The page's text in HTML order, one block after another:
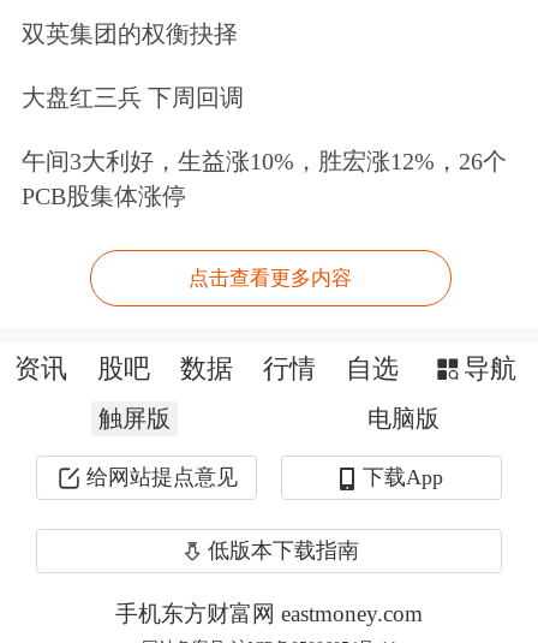
还有一个很明显的变化是过去不曾有
的，中央银行加大了二级市场上国债的
买卖。在中国央行整个资产负债表资产
中，国债占的比重不到5%。在主要发
达国家，如美国、日本，财政政策货币
化的程度已经达到很高的水平，资产中
3/4是国债，一定程度上已经到达了顶
连平认为，从中央银行调节市场的功能
理的，要达到一定的水平至少在10%以
上。在我看来，20%或者再高一点也是
双英集团的权衡抉择
大盘红三兵 下周回调
午间3大利好，生益涨10%，胜宏涨12%，26个
PCB股集体涨停
点击查看更多内容
资讯 股吧 数据 行情 自选 导航
触屏版 电脑版
给网站提点意见 下载App
低版本下载指南
手机东方财富网 eastmoney.com